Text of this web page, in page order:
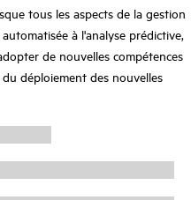
tous les aspects de la gestion
à l'analyse prédictive,
de nouvelles compétences
déploiement des nouvelles